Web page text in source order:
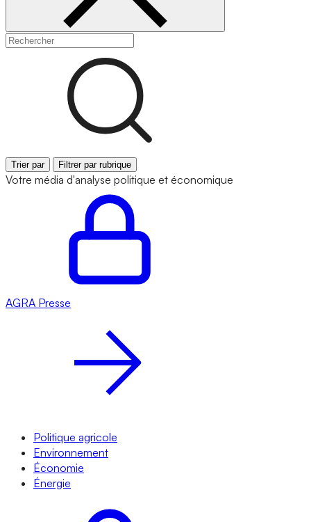
Trier par Filtrer par rubrique
Votre média d'analyse politique et économique
AGRA Presse
Politique agricole
Environnement
Économie
Énergie